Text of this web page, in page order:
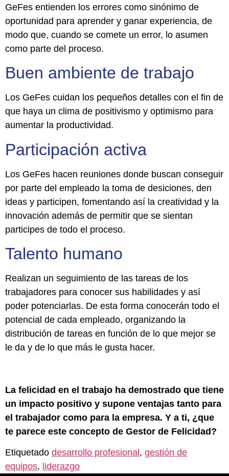
GeFes entienden los errores como sinónimo de
oportunidad para aprender y ganar experiencia, de
modo que, cuando se comete un error, lo asumen
como parte del proceso.
Buen ambiente de trabajo
Los GeFes cuidan los pequeños detalles con el fin de
que haya un clima de positivismo y optimismo para
aumentar la productividad.
Participación activa
Los GeFes hacen reuniones donde buscan conseguir
por parte del empleado la toma de desiciones, den
ideas y participen, fomentando así la creatividad y la
innovación además de permitir que se sientan
participes de todo el proceso.
Talento humano
Realizan un seguimiento de las tareas de los
trabajadores para conocer sus habilidades y así
poder potenciarlas. De esta forma conocerán todo el
potencial de cada empleado, organizando la
distribución de tareas en función de lo que mejor se
le da y de lo que más le gusta hacer.
La felicidad en el trabajo ha demostrado que tiene
un impacto positivo y supone ventajas tanto para
el trabajador como para la empresa. Y a ti, ¿que
te parece este concepto de Gestor de Felicidad?
Etiquetado desarrollo profesional , gestión de
equipos, liderazgo